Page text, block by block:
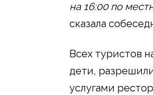
на 16:00 по
сказала
Всех туристов
дети,
услугами